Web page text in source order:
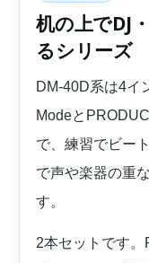
机の上でDJ
るシリーズ
DM-40D系は4イ
Modeと
で、練習でビー
で声や楽器の重
す。
2本セットです